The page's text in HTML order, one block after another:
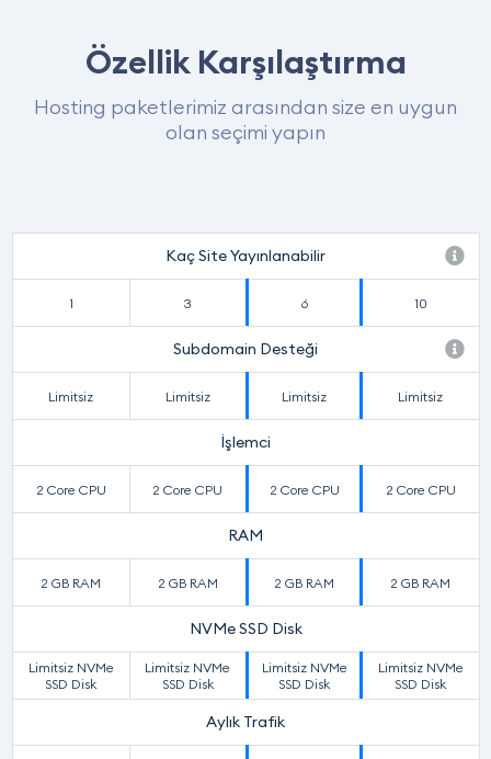
Özellik Karşılaştırma
Hosting paketlerimiz arasından size en uygun
olan seçimi yapın
Kaç Site Yayınlanabilir
1 3 6 10
Subdomain Desteği
Limitsiz Limitsiz Limitsiz Limitsiz
İşlemci
2 Core CPU 2 Core CPU 2 Core CPU 2 Core CPU
RAM
2 GB RAM 2 GB RAM 2 GB RAM 2 GB RAM
NVMe SSD Disk
Limitsiz NVMe
SSD Disk
Limitsiz NVMe
SSD Disk
Limitsiz NVMe
SSD Disk
Limitsiz NVMe
SSD Disk
Aylık Trafik